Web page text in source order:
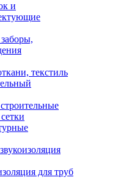
и
текстиль
для труб